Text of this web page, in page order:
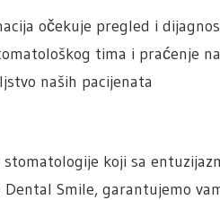
očekuje pregled i
tima i praćenje
naših pacijenata
koji sa
Smile, garantujemo